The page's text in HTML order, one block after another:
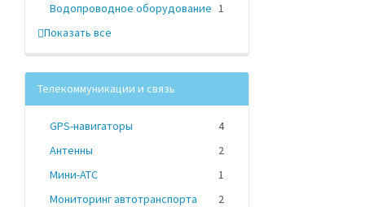
Водопроводное оборудование 1
Показать все
Телекоммуникации и связь
GPS-навигаторы
4
Антенны
2
Мини-АТС
1
Мониторинг автотранспорта
2